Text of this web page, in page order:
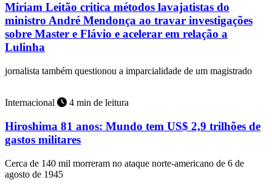
Miriam Leitão critica métodos lavajatistas do
ministro André Mendonça ao travar investigações
sobre Master e Flávio e acelerar em relação a
Lulinha
jornalista também questionou a imparcialidade de um magistrado
Internacional 4 min de leitura
Hiroshima 81 anos: Mundo tem US$ 2,9 trilhões de
gastos militares
Cerca de 140 mil morreram no ataque norte-americano de 6 de
agosto de 1945